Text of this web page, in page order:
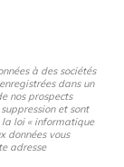
à des sociétés
dans un
nos prospects
et sont
la loi « informatique
données vous
adresse